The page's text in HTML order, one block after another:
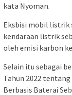
kata Nyoman.
Eksbisi mobil listrik
kendaraan listrik
oleh emisi karbon
Selain itu sebagai
Tahun 2022
Berbasis Baterai